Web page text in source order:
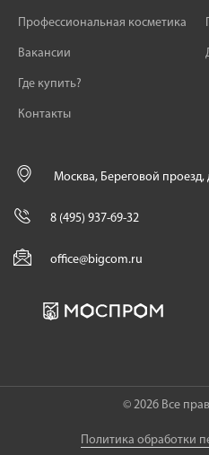
Профессиональная косметика
Вакансии
Где купить?
Контакты
Москва, Береговой проезд,
8 (495) 937-69-32
office@bigcom.ru
© 2026 Все
Политика обработки